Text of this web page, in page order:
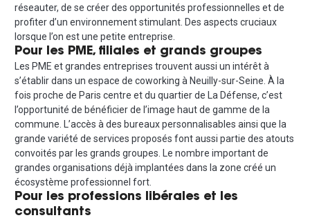
réseauter, de se créer des opportunités professionnelles et de
profiter d’un environnement stimulant. Des aspects cruciaux
lorsque l’on est une petite entreprise.
Pour les PME, filiales et grands groupes
Les PME et grandes entreprises trouvent aussi un intérêt à
s’établir dans un espace de coworking à Neuilly-sur-Seine. À la
fois proche de Paris centre et du quartier de La Défense, c’est
l’opportunité de bénéficier de l’image haut de gamme de la
commune. L’accès à des bureaux personnalisables ainsi que la
grande variété de services proposés font aussi partie des atouts
convoités par les grands groupes. Le nombre important de
grandes organisations déjà implantées dans la zone créé un
écosystème professionnel fort.
Pour les professions libérales et les
consultants